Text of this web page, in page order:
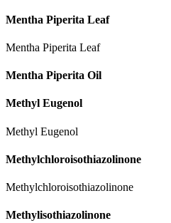
Mentha Piperita Leaf
Mentha Piperita Leaf
Mentha Piperita Oil
Methyl Eugenol
Methyl Eugenol
Methylchloroisothiazolinone
Methylchloroisothiazolinone
Methylisothiazolinone